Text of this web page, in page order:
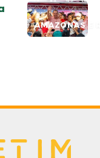
AMAZONAS E